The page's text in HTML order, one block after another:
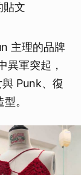
貼文
主理的品牌
異軍突起，
Punk、復
。